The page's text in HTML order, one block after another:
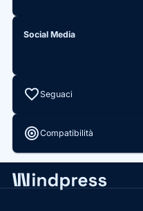
Social Media
favorite Seguaci
targetCompatibilità